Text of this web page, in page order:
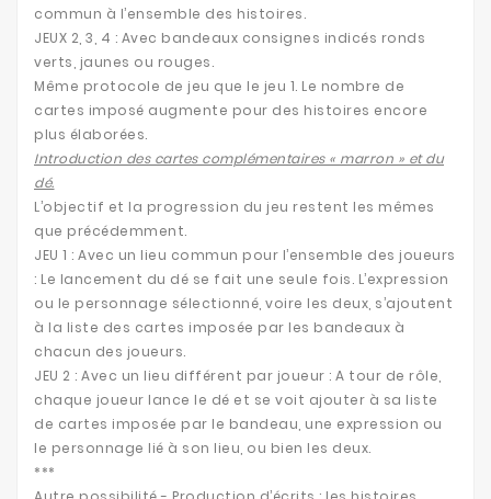
commun à l’ensemble des histoires.
JEUX 2, 3, 4 : Avec bandeaux consignes indicés ronds
verts, jaunes ou rouges.
Même protocole de jeu que le jeu 1. Le nombre de
cartes imposé augmente pour des histoires encore
plus élaborées.
Introduction des cartes complémentaires « marron » et du
dé.
L’objectif et la progression du jeu restent les mêmes
que précédemment.
JEU 1 : Avec un lieu commun pour l’ensemble des joueurs
: Le lancement du dé se fait une seule fois. L’expression
ou le personnage sélectionné, voire les deux, s’ajoutent
à la liste des cartes imposée par les bandeaux à
chacun des joueurs.
JEU 2 : Avec un lieu différent par joueur : A tour de rôle,
chaque joueur lance le dé et se voit ajouter à sa liste
de cartes imposée par le bandeau, une expression ou
le personnage lié à son lieu, ou bien les deux.
***